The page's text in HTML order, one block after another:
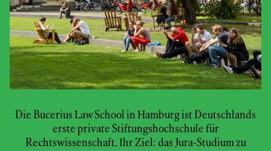
Die Bucerius Law School in Hamburg ist Deutschlands
erste private Stiftungshochschule für
Rechtswissenschaft. Ihr Ziel: das Jura-Studium zu